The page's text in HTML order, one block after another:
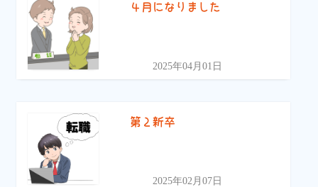
４月になりました
2025年04月01日
第２新卒
2025年02月07日